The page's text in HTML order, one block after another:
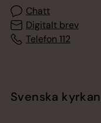
Chatt
Digitalt brev
Telefon 112
Svenska kyrkan